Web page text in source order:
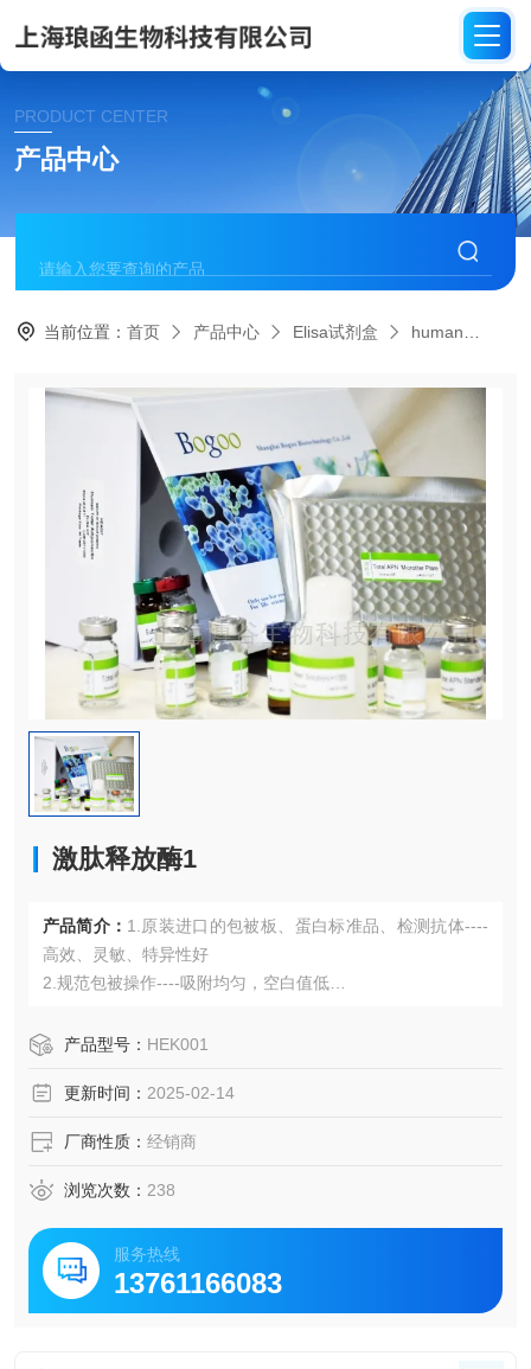
PRODUCT CENTER
产品中心
当前位置：首页 产品中心 Elisa试剂盒 human
激肽释放酶1
产品简介： 1.原装进口的包被板、蛋白标准品、检测抗体----
高效、灵敏、特异性好
2.规范包被操作----吸附均匀，空白值低
4.适用于血浆、血清、组织匀浆液、细胞培养上清液、尿液、
5.可检测动物类型丰富：人、猴、大鼠、小鼠、兔、猪、犬、
6.检测指标齐全：炎症因子、血管生成素、动脉粥样硬化因
子、趋化因子、生长因子、基质金属蛋白酶、脂肪因子等。
产品型号： HEK001
更新时间： 2025-02-14
厂商性质： 经销商
浏览次数： 238
服务热线
13761166083